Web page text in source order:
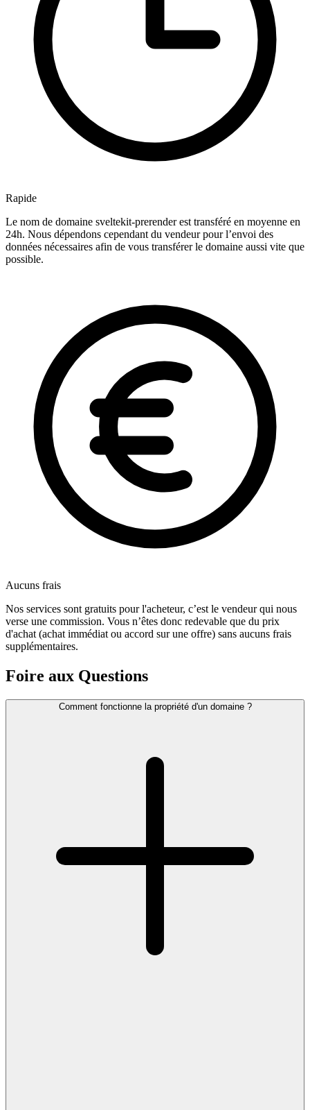
Rapide
Le nom de domaine sveltekit-prerender est transféré en moyenne en
24h. Nous dépendons cependant du vendeur pour l’envoi des
données nécessaires afin de vous transférer le domaine aussi vite que
possible.
Aucuns frais
Nos services sont gratuits pour l'acheteur, c’est le vendeur qui nous
verse une commission. Vous n’êtes donc redevable que du prix
d'achat (achat immédiat ou accord sur une offre) sans aucuns frais
supplémentaires.
Foire aux Questions
Comment fonctionne la propriété d'un domaine ?